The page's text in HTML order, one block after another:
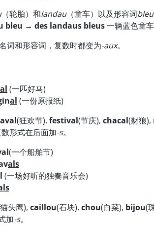
（轮胎）和landau（童车）以及形容词bleu
bleu → des landaus bleus一辆蓝色童车
词和形容词，复数时都变为-aux。
al (一匹好马)
al (一份原报纸)
(狂欢节), festival(节庆), chacal(豺狼),
形式在后面加-s。
(一个船舶节)
als
(一场好听的独奏音乐会)
头鹰), caillou(石块), chou(白菜), bijou(
加-s。